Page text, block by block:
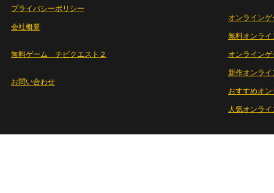
プライバシーポリシー
会社概要
無料ゲーム チビクエスト２
お問い合わせ
オンラインゲ
無料オンライ
オンライン
新作オンライ
おすすめオ
人気オンラ